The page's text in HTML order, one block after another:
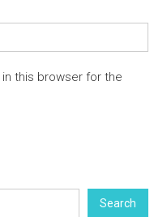
this browser for the
Search